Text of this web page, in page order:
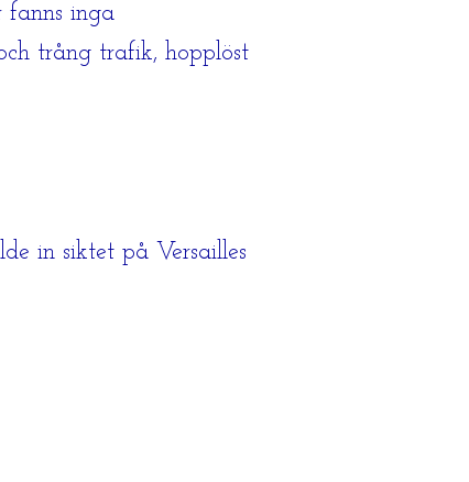
inga
trång trafik, hopplöst
in siktet på Versailles